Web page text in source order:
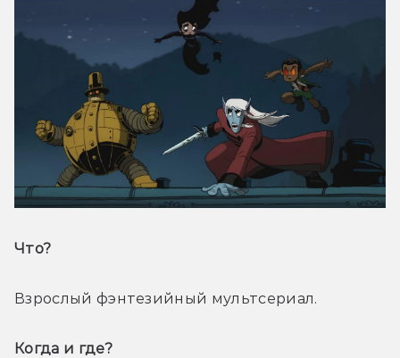
Что?
Взрослый фэнтезийный мультсериал.
Когда и где?